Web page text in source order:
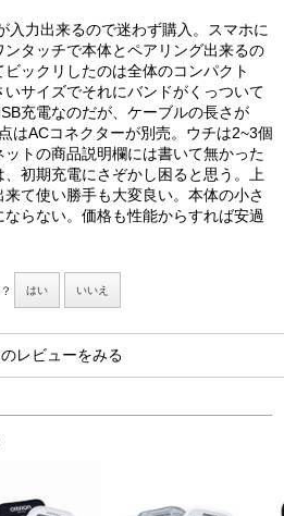
入力出来るので迷わず購入。スマホに
タッチで本体とペアリング出来るの
ックリしたのは全体のコンパクト
サイズでそれにバンドがくっついて
充電なのだが、ケーブルの長さが
はACコネクターが別売。ウチは2~3個
トの商品説明欄には書いて無かった
初期充電にさぞかし困ると思う。上
て使い勝手も大変良い。本体の小さ
らない。価格も性能からすれば安過
はい いいえ
レビューをみる